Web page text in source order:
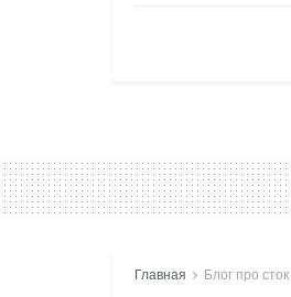
Главная Блог про сток